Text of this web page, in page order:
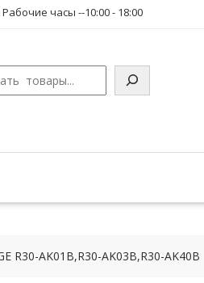
Рабочие часы --10:00 - 18:00
R30-AK01B,R30-AK03B,R30-AK40B